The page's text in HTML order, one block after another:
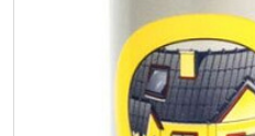
Водоснабжение и